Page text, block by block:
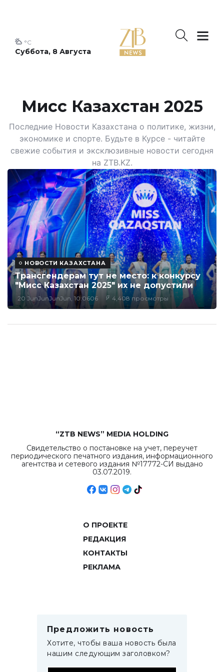
Суббота, 8 Августа
°C
Мисс Казахстан 2025
Последние Новости Казахстана о политике, жизни,
экономике и спорте. Будьте в Курсе - читайте
свежие события и эксклюзивные новости сегодня
на ZTB.KZ.
НОВОСТИ КАЗАХСТАНА
Трансгендерам тут не место: к конкурсу
"Мисс Казахстан 2025" их не допустили
20 JunJunJunJun, 10:0606 4,408 просмотры
“ZTB NEWS” MEDIA HOLDING
Свидетельство о постановке на учет, переучет
периодического печатного издания, информационного
агентства и сетевого издания №17772-СИ выдано
03.07.2019.
О ПРОЕКТЕ
РЕДАКЦИЯ
КОНТАКТЫ
РЕКЛАМА
Предложить новость
Хотите, чтобы ваша новость была
нашим следующим заголовком?